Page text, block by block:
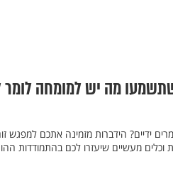
מה יש למומחה לומר
ידיים? הידברות מזמינה אתכם למפגש
וכלים מעשיים שיעזרו לכם בהתמודדות